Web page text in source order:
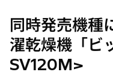
同時発売機種
濯乾燥機「ビ
SV120M>